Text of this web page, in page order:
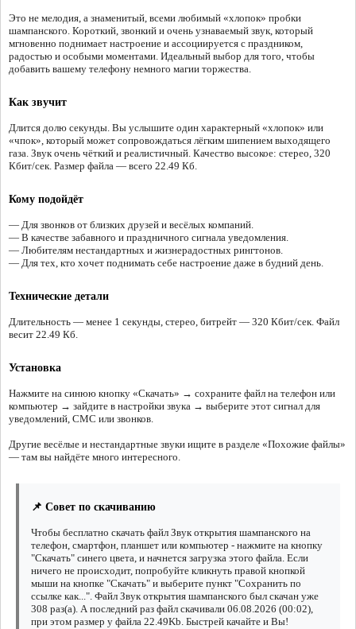
Это не мелодия, а знаменитый, всеми любимый «хлопок» пробки
шампанского. Короткий, звонкий и очень узнаваемый звук, который
мгновенно поднимает настроение и ассоциируется с праздником,
радостью и особыми моментами. Идеальный выбор для того, чтобы
добавить вашему телефону немного магии торжества.
Как звучит
Длится долю секунды. Вы услышите один характерный «хлопок» или
«чпок», который может сопровождаться лёгким шипением выходящего
газа. Звук очень чёткий и реалистичный. Качество высокое: стерео, 320
Кбит/сек. Размер файла — всего 22.49 Кб.
Кому подойдёт
— Для звонков от близких друзей и весёлых компаний.
— В качестве забавного и праздничного сигнала уведомления.
— Любителям нестандартных и жизнерадостных рингтонов.
— Для тех, кто хочет поднимать себе настроение даже в будний день.
Технические детали
Длительность — менее 1 секунды, стерео, битрейт — 320 Кбит/сек. Файл
весит 22.49 Кб.
Установка
Нажмите на синюю кнопку «Скачать» → сохраните файл на телефон или
компьютер → зайдите в настройки звука → выберите этот сигнал для
уведомлений, СМС или звонков.
Другие весёлые и нестандартные звуки ищите в разделе «Похожие файлы»
— там вы найдёте много интересного.
📌 Совет по скачиванию
Чтобы бесплатно скачать файл Звук открытия шампанского на
телефон, смартфон, планшет или компьютер - нажмите на кнопку
"Скачать" синего цвета, и начнется загрузка этого файла. Если
ничего не происходит, попробуйте кликнуть правой кнопкой
мыши на кнопке "Скачать" и выберите пункт "Сохранить по
ссылке как...". Файл Звук открытия шампанского был скачан уже
308 раз(а). А последний раз файл скачивали 06.08.2026 (00:02),
при этом размер у файла 22.49Kb. Быстрей качайте и Вы!